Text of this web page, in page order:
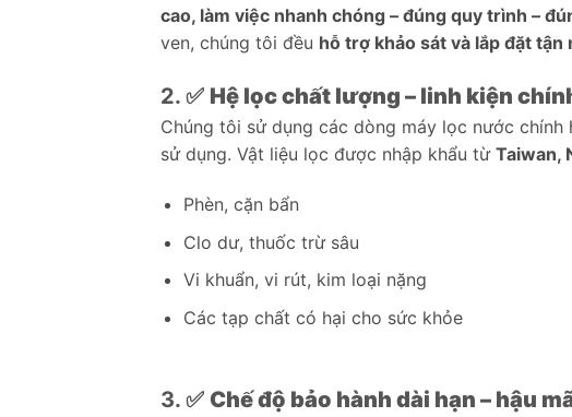
cao, làm việc nhanh chóng – đúng quy trình –
ven, chúng tôi đều hỗ trợ khảo sát và lắp đặt tận
2. ✅ Hệ lọc chất lượng – linh kiện
Chúng tôi sử dụng các dòng máy lọc nước chính
sử dụng. Vật liệu lọc được nhập khẩu từ Taiwan,
Phèn, cặn bẩn
Clo dư, thuốc trừ sâu
Vi khuẩn, vi rút, kim loại nặng
Các tạp chất có hại cho sức khỏe
3. ✅ Chế độ bảo hành dài hạn – hậu